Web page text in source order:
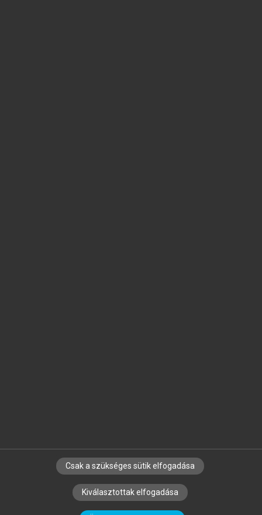
SZERZŐKNEK CÉGEKNEK KÖNYVTÁROSOKNAK
SZERKESZTÉSI ÉS LEKTORÁLÁSI ALAPELVEK
Csak a szükséges sütik elfogadása
Kiválasztottak elfogadása